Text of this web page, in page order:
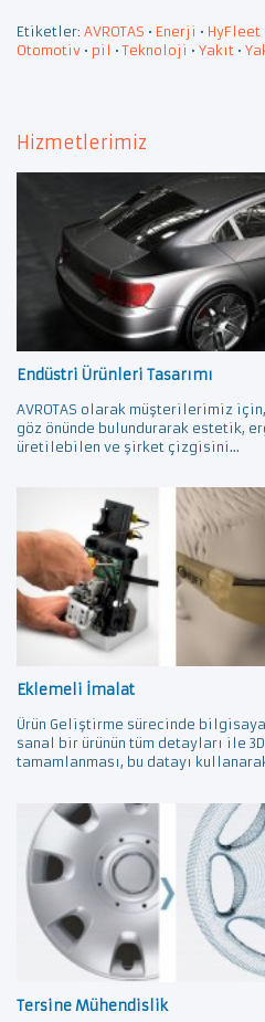
Etiketler: AVROTAS • Enerji • HyFleet
Otomotiv • pil •Teknoloji • Yakıt •
Hizmetlerimiz
Endüstri Ürünleri Tasarımı
AVROTAS olarak müşterilerimiz
göz önünde bulundurarak estetik,
üretilebilen ve şirket çizgisini...
Eklemeli İmalat
Ürün Geliştirme sürecinde
sanal bir ürünün tüm detayları ile 3D
tamamlanması, bu datayı
Tersine Mühendislik